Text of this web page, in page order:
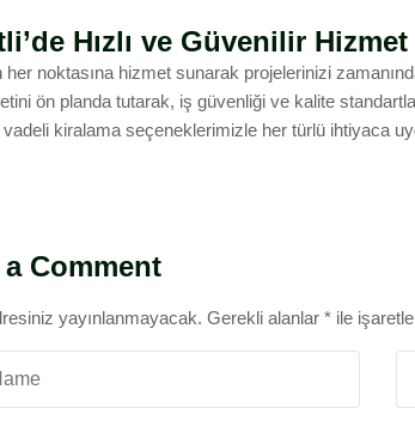
Hızlı ve Güvenilir Hizmet
her noktasına hizmet sunarak projelerinizi
ön planda tutarak, iş güvenliği ve kalite
kiralama seçeneklerimizle her türlü ihtiyaca
a Comment
yayınlanmayacak. Gerekli alanlar * ile